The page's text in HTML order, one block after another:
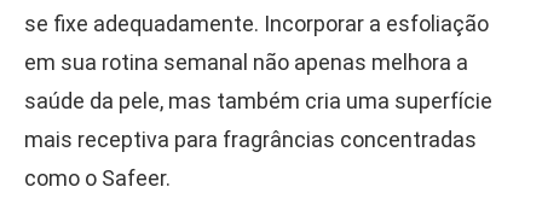
se fixe adequadamente. Incorporar a esfoliação
em sua rotina semanal não apenas melhora a
saúde da pele, mas também cria uma superfície
mais receptiva para fragrâncias concentradas
como o Safeer.